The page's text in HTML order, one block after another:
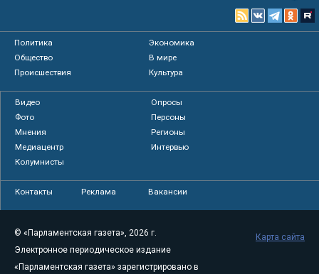
Политика
Экономика
Общество
В мире
Происшествия
Культура
Видео
Опросы
Фото
Персоны
Мнения
Регионы
Медиацентр
Интервью
Колумнисты
Контакты Реклама Вакансии
© «Парламентская газета», 2026 г.
Электронное периодическое издание
«Парламентская газета» зарегистрировано в
Карта сайта